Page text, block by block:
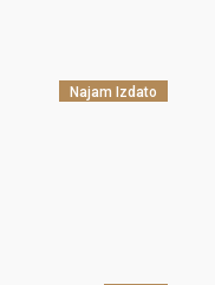
Najam Izdato